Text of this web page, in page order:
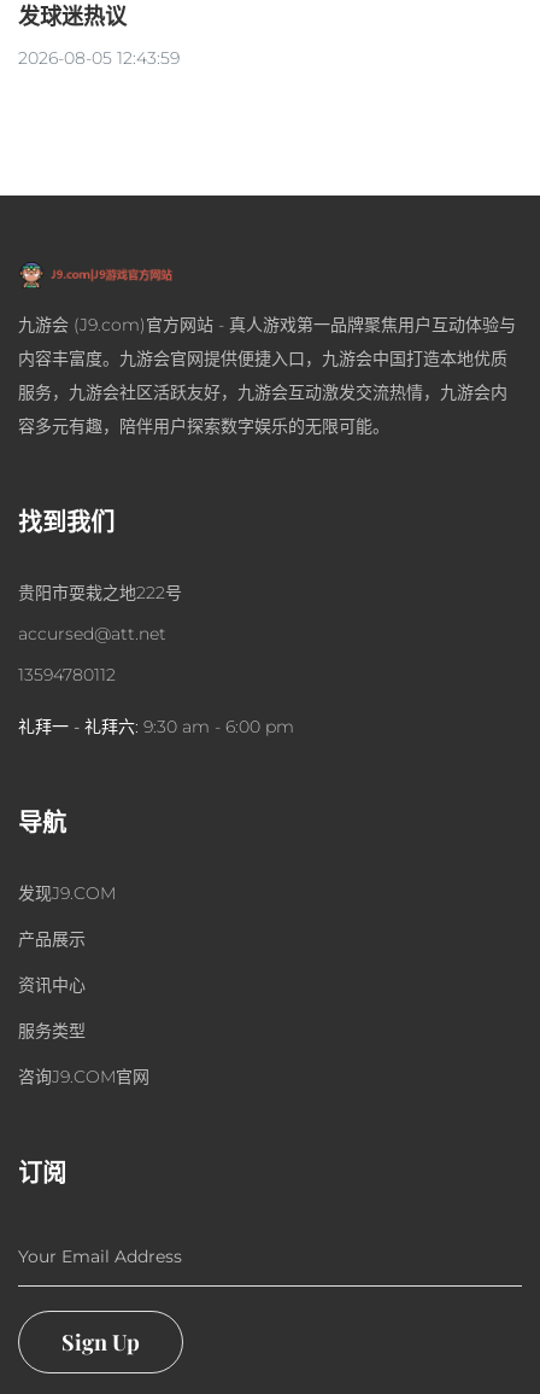
发球迷热议
2026-08-05 12:43:59
九游会 (J9.com)官方网站 - 真人游戏第一品牌聚焦用户互动体验与
内容丰富度。九游会官网提供便捷入口，九游会中国打造本地优质
服务，九游会社区活跃友好，九游会互动激发交流热情，九游会内
容多元有趣，陪伴用户探索数字娱乐的无限可能。
找到我们
贵阳市耍栽之地222号
accursed@att.net
13594780112
礼拜一 - 礼拜六: 9:30 am - 6:00 pm
导航
发现J9.COM
产品展示
资讯中心
服务类型
咨询J9.COM官网
订阅
Your Email Address
Sign Up